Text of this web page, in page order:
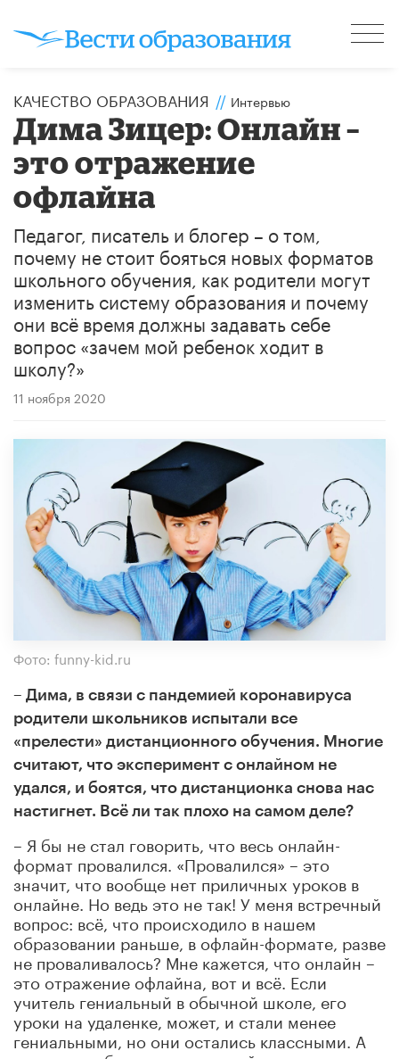
КАЧЕСТВО ОБРАЗОВАНИЯ // Интервью
Дима Зицер: Онлайн –
это отражение
офлайна
Педагог, писатель и блогер – ​о том,
почему не стоит бояться новых форматов
школьного обучения, как родители могут
изменить систему образования и почему
они всё время должны задавать себе
вопрос «зачем мой ребенок ходит в
школу?»
11 ноября 2020
Фото: funny-kid.ru
– Дима, в связи с пандемией коронавируса
родители школьников испытали все
«прелести» дистанционного обучения. Многие
считают, что эксперимент с онлайном не
удался, и боятся, что дистанционка снова нас
настигнет. Всё ли так плохо на самом деле?
– Я бы не стал говорить, что весь онлайн-
формат провалился. «Провалился» – это
значит, что вообще нет приличных уроков в
онлайне. Но ведь это не так! У меня встречный
вопрос: всё, что происходило в нашем
образовании раньше, в офлайн-формате, разве
не проваливалось? Мне кажется, что онлайн –
это отражение офлайна, вот и всё. Если
учитель гениальный в обычной школе, его
уроки на удаленке, может, и стали менее
гениальными, но они остались классными. А